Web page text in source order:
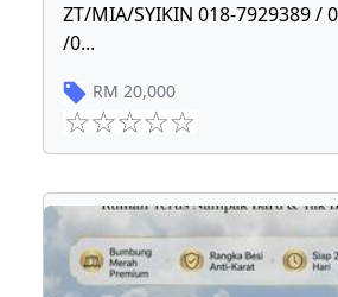
ZT/MIA/SYIKIN 018-7929389 /
/0...
RM 20,000